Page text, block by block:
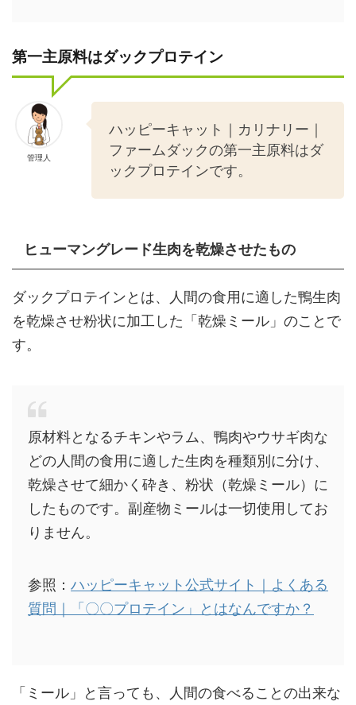
第一主原料はダックプロテイン
管理人
ハッピーキャット｜カリナリー｜
ファームダックの第一主原料はダ
ックプロテインです。
ヒューマングレード生肉を乾燥させたもの
ダックプロテインとは、人間の食用に適した鴨生肉
を乾燥させ粉状に加工した「乾燥ミール」のことで
す。
原材料となるチキンやラム、鴨肉やウサギ肉な
どの人間の食用に適した生肉を種類別に分け、
乾燥させて細かく砕き、粉状（乾燥ミール）に
したものです。副産物ミールは一切使用してお
りません。
参照： ハッピーキャット公式サイト｜よくある
質問｜「〇〇プロテイン」とはなんですか？
「ミール」と言っても、人間の食べることの出来な